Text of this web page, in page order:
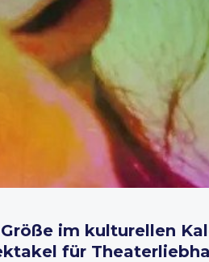
im kulturellen
für